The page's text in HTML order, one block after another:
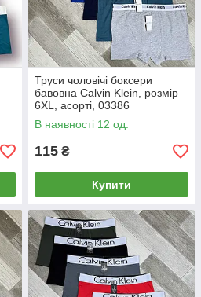
Труси чоловічі боксери
бавовна Calvin Klein, розмір
6XL, асорті, 03386
В наявності 12 од.
115 ₴
Купити